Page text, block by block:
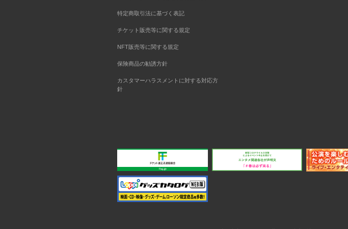
特定商取引法に基づく表記
チケット販売等に関する規定
NFT販売等に関する規定
保険商品の勧誘方針
カスタマーハラスメントに対する対応方
針